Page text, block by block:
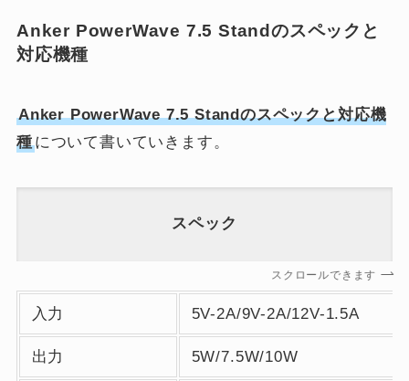
Anker PowerWave 7.5 Standのスペックと
対応機種
Anker PowerWave 7.5 Standのスペックと対応機
種について書いていきます。
スペック
スクロールできます
入力 5V-2A/9V-2A/12V-1.5A
出力 5W/7.5W/10W